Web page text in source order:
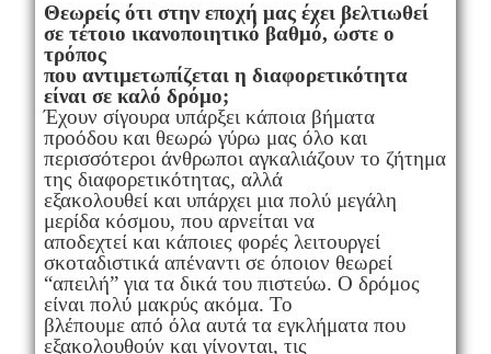
Θεωρείς ότι στην εποχή μας έχει βελτιωθεί
σε τέτοιο ικανοποιητικό βαθμό, ώστε ο
τρόπος
που αντιμετωπίζεται η διαφορετικότητα
είναι σε καλό δρόμο;
Έχουν σίγουρα υπάρξει κάποια βήματα
προόδου και θεωρώ γύρω μας όλο και
περισσότεροι άνθρωποι αγκαλιάζουν το ζήτημα
της διαφορετικότητας, αλλά
εξακολουθεί και υπάρχει μια πολύ μεγάλη
μερίδα κόσμου, που αρνείται να
αποδεχτεί και κάποιες φορές λειτουργεί
σκοταδιστικά απέναντι σε όποιον θεωρεί
“απειλή” για τα δικά του πιστεύω. Ο δρόμος
είναι πολύ μακρύς ακόμα. Το
βλέπουμε από όλα αυτά τα εγκλήματα που
εξακολουθούν και γίνονται, τις